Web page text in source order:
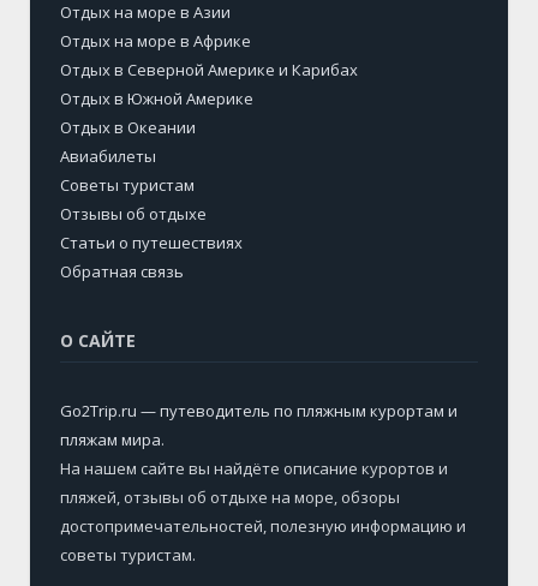
Отдых на море в Азии
Отдых на море в Африке
Отдых в Северной Америке и Карибах
Отдых в Южной Америке
Отдых в Океании
Авиабилеты
Советы туристам
Отзывы об отдыхе
Статьи о путешествиях
Обратная связь
О САЙТЕ
Go2Trip.ru — путеводитель по пляжным курортам и
пляжам мира.
На нашем сайте вы найдёте описание курортов и
пляжей, отзывы об отдыхе на море, обзоры
достопримечательностей, полезную информацию и
советы туристам.